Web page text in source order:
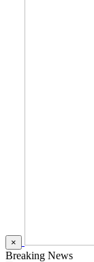
×
Breaking News